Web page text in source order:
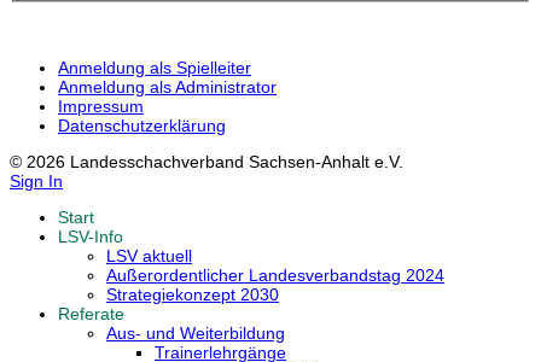
Anmeldung als Spielleiter
Anmeldung als Administrator
Impressum
Datenschutzerklärung
© 2026 Landesschachverband Sachsen-Anhalt e.V.
Sign In
Start
LSV-Info
LSV aktuell
Außerordentlicher Landesverbandstag 2024
Strategiekonzept 2030
Referate
Aus- und Weiterbildung
Trainerlehrgänge